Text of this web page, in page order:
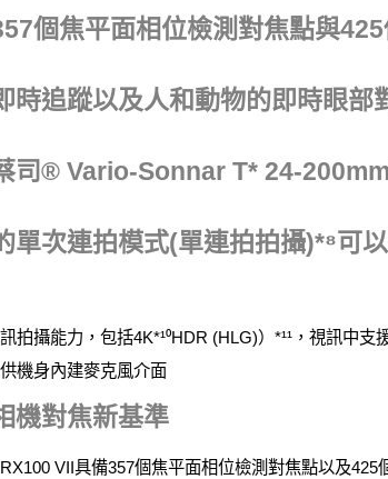
個焦平面相位檢測對焦點與
時追蹤以及人和動物的即時眼部
司® Vario-Sonnar T* 24-
單次連拍模式(單連拍拍攝)*⁸可
拍攝能力，包括4K*¹⁰HDR (HLG)）*¹¹，視訊中
機身內建麥克風介面
機對焦新基準
VII具備357個焦平面相位檢測對焦點以及425